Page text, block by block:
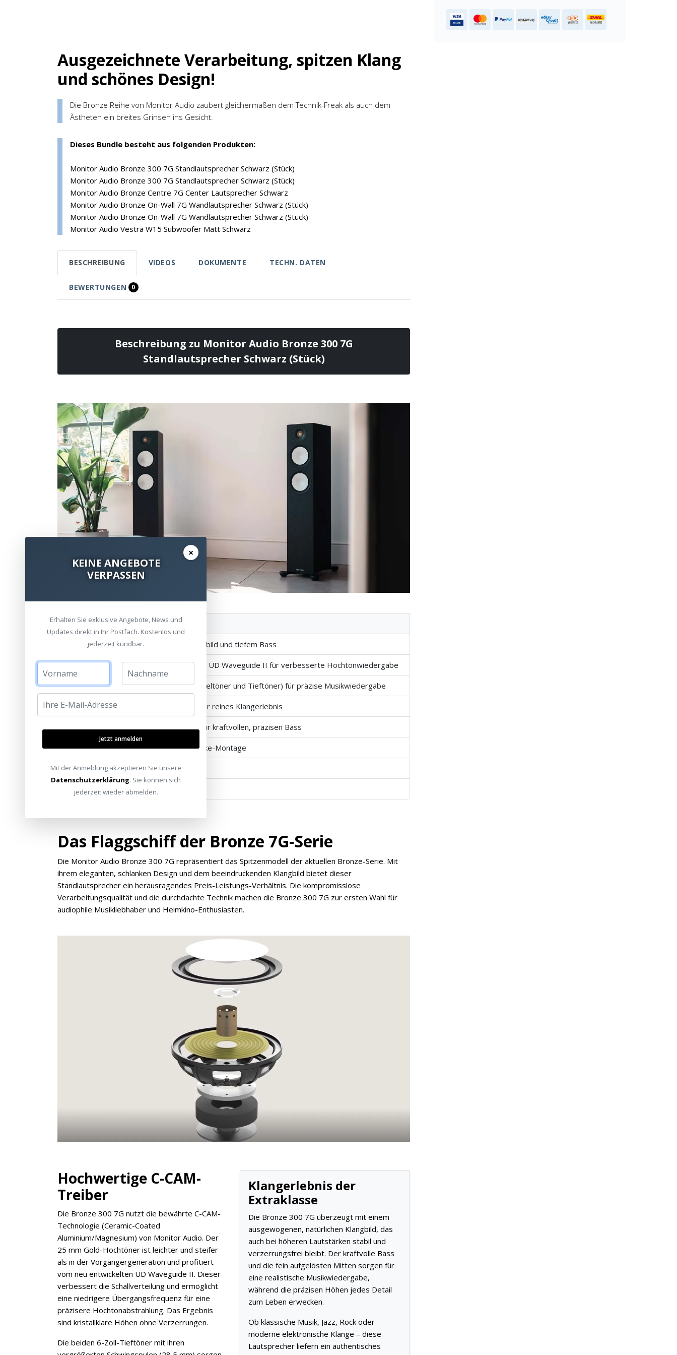
Ausgezeichnete Verarbeitung, spitzen Klang
und schönes Design!
Die Bronze Reihe von Monitor Audio zaubert gleichermaßen dem Technik-Freak als auch dem
Ästheten ein breites Grinsen ins Gesicht.
Dieses Bundle besteht aus folgenden Produkten:
Monitor Audio Bronze 300 7G Standlautsprecher Schwarz (Stück)
Monitor Audio Bronze 300 7G Standlautsprecher Schwarz (Stück)
Monitor Audio Bronze Centre 7G Center Lautsprecher Schwarz
Monitor Audio Bronze On-Wall 7G Wandlautsprecher Schwarz (Stück)
Monitor Audio Bronze On-Wall 7G Wandlautsprecher Schwarz (Stück)
Monitor Audio Vestra W15 Subwoofer Matt Schwarz
BESCHREIBUNG VIDEOS DOKUMENTE TECHN. DATEN
BEWERTUNGEN 0
Beschreibung zu Monitor Audio Bronze 300 7G
Standlautsprecher Schwarz (Stück)
Features im Überblick:
2,5 Wege-Design mit kraftvollem Klangbild und tiefem Bass
C-CAM Gold-Hochtöner (1"/25 mm) mit UD Waveguide II für verbesserte Hochtonwiedergabe
Doppelte 6"-C-CAM-Treiber (Tief-/Mitteltöner und Tieftöner) für präzise Musikwiedergabe
Optimiertes Frequenzweichendesign für reines Klangerlebnis
Bassreflexgehäuse mit HiVe II-Ports für kraftvollen, präzisen Bass
Stabile Auslegerfüße mit optionaler Spike-Montage
5 Jahre Herstellergarantie
Erhältlich in Schwarz, Weiß und Walnuss
Das Flaggschiff der Bronze 7G-Serie
Die Monitor Audio Bronze 300 7G repräsentiert das Spitzenmodell der aktuellen Bronze-Serie. Mit
ihrem eleganten, schlanken Design und dem beeindruckenden Klangbild bietet dieser
Standlautsprecher ein herausragendes Preis-Leistungs-Verhältnis. Die kompromisslose
Verarbeitungsqualität und die durchdachte Technik machen die Bronze 300 7G zur ersten Wahl für
audiophile Musikliebhaber und Heimkino-Enthusiasten.
Hochwertige C-CAM-
Treiber
Die Bronze 300 7G nutzt die bewährte C-CAM-
Technologie (Ceramic-Coated
Aluminium/Magnesium) von Monitor Audio. Der
25 mm Gold-Hochtöner ist leichter und steifer
als in der Vorgängergeneration und profitiert
vom neu entwickelten UD Waveguide II. Dieser
verbessert die Schallverteilung und ermöglicht
eine niedrigere Übergangsfrequenz für eine
präzisere Hochtonabstrahlung. Das Ergebnis
sind kristallklare Höhen ohne Verzerrungen.
Die beiden 6-Zoll-Tieftöner mit ihren
Klangerlebnis der
Extraklasse
Die Bronze 300 7G überzeugt mit einem
ausgewogenen, natürlichen Klangbild, das
auch bei höheren Lautstärken stabil und
verzerrungsfrei bleibt. Der kraftvolle Bass
und die fein aufgelösten Mitten sorgen für
eine realistische Musikwiedergabe,
während die präzisen Höhen jedes Detail
zum Leben erwecken.
Ob klassische Musik, Jazz, Rock oder
moderne elektronische Klänge – diese
Lautsprecher liefern ein authentisches
×
KEINE ANGEBOTE
VERPASSEN
Erhalten Sie exklusive Angebote, News und
Updates direkt in Ihr Postfach. Kostenlos und
jederzeit kündbar.
Jetzt anmelden
Mit der Anmeldung akzeptieren Sie unsere
Datenschutzerklärung. Sie können sich
jederzeit wieder abmelden.